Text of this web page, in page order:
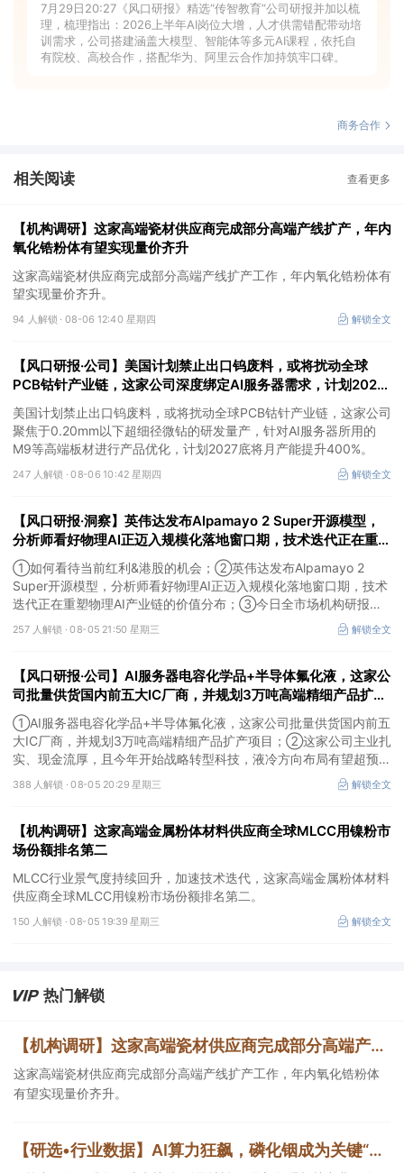
7月29日20:27《风口研报》精选“传智教育”公司研报并加以梳
理，梳理指出：2026上半年AI岗位大增，人才供需错配带动培
训需求，公司搭建涵盖大模型、智能体等多元AI课程，依托自
有院校、高校合作，搭配华为、阿里云合作加持筑牢口碑。
商务合作
相关阅读 查看更多
【机构调研】这家高端瓷材供应商完成部分高端产线扩产，年内
氧化锆粉体有望实现量价齐升
这家高端瓷材供应商完成部分高端产线扩产工作，年内氧化锆粉体有
望实现量价齐升。
94 人解锁 · 08-06 12:40 星期四 解锁全文
【风口研报·公司】美国计划禁止出口钨废料，或将扰动全球
PCB钴针产业链，这家公司深度绑定AI服务器需求，计划2027
底将月产能提升400%
美国计划禁止出口钨废料，或将扰动全球PCB钴针产业链，这家公司
聚焦于0.20mm以下超细径微钻的研发量产，针对AI服务器所用的
M9等高端板材进行产品优化，计划2027底将月产能提升400%。
247 人解锁 ·08-06 10:42 星期四 解锁全文
【风口研报·洞察】英伟达发布Alpamayo 2 Super开源模型，
分析师看好物理AI正迈入规模化落地窗口期，技术迭代正在重塑
物理AI产业链的价值分布；如何看待当前红利&港股的机会
①如何看待当前红利&港股的机会；②英伟达发布Alpamayo 2
Super开源模型，分析师看好物理AI正迈入规模化落地窗口期，技术
迭代正在重塑物理AI产业链的价值分布；③今日全市场机构研报共
发布120篇，朗姿股份有望迎来拐点，11家公司获得首度覆盖，其中
天风证券、江航装备获新财富分析师深度覆盖；④在个股机构关注
宁德时代>神火股份>西部矿业。
257 人解锁 ·08-05 21:50 星期三 解锁全文
【风口研报·公司】AI服务器电容化学品+半导体氟化液，这家公
司批量供货国内前五大IC厂商，并规划3万吨高端精细产品扩产
项目；这家公司主业扎实、现金流厚，且今年开始战略转型科
技，液冷方向布局有望超预期
①AI服务器电容化学品+半导体氟化液，这家公司批量供货国内前五
大IC厂商，并规划3万吨高端精细产品扩产项目；②这家公司主业扎
实、现金流厚，且今年开始战略转型科技，液冷方向布局有望超预
388 人解锁 ·08-05 20:29 星期三 解锁全文
【机构调研】这家高端金属粉体材料供应商全球MLCC用镍粉市
场份额排名第二
MLCC行业景气度持续回升，加速技术迭代，这家高端金属粉体材料
供应商全球MLCC用镍粉市场份额排名第二。
150 人解锁 ·08-05 19:39 星期三 解锁全文
热门解锁
【机构调研】这家高端瓷材供应商完成部分高端产线扩产，年内氧化锆粉体有望实现量价齐升
这家高端瓷材供应商完成部分高端产线扩产工作，年内氧化锆粉体
有望实现量价齐升。
【研选•行业数据】AI算力狂飙，磷化铟成为关键“刚需材料”，最新整理相关产业链公司市占率、产能、产量等（附表）